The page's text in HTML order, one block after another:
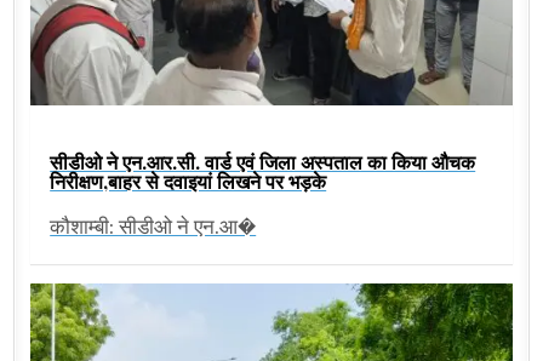
सीडीओ ने एन.आर.सी. वार्ड एवं जिला अस्पताल का किया औचक
निरीक्षण,बाहर से दवाइयां लिखने पर भड़के
कौशाम्बी: सीडीओ ने एन.आ�